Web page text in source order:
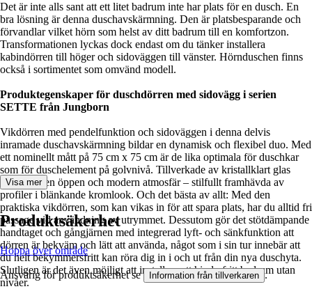
Det är inte alls sant att ett litet badrum inte har plats för en dusch. En
bra lösning är denna duschavskärmning. Den är platsbesparande och
förvandlar vilket hörn som helst av ditt badrum till en komfortzon.
Transformationen lyckas dock endast om du tänker installera
kabindörren till höger och sidoväggen till vänster. Hörnduschen finns
också i sortimentet som omvänd modell.
Produktegenskaper för duschdörren med sidovägg i serien
SETTE från Jungborn
Vikdörren med pendelfunktion och sidoväggen i denna delvis
inramade duschavskärmning bildar en dynamisk och flexibel duo. Med
ett nominellt mått på 75 cm x 75 cm är de lika optimala för duschkar
som för duschelement på golvnivå. Tillverkade av kristallklart glas
skapar de en öppen och modern atmosfär – stilfullt framhävda av
profiler i blänkande kromlook. Och det bästa av allt: Med den
praktiska vikdörren, som kan vikas in för att spara plats, har du alltid fri
passage vid användning av utrymmet. Dessutom gör det stötdämpande
handtaget och gångjärnen med integrerad lyft- och sänkfunktion att
dörren är bekväm och lätt att använda, något som i sin tur innebär att
du helt bekymmersfritt kan röra dig in i och ut från din nya duschyta.
Slutligen är det även möjligt att installera ett hinderfritt badrum utan
nivåer.
Visa mer
Produktsäkerhet
Hoppa över område
Ansvarig för produktsäkerhet se Information från tillverkaren .